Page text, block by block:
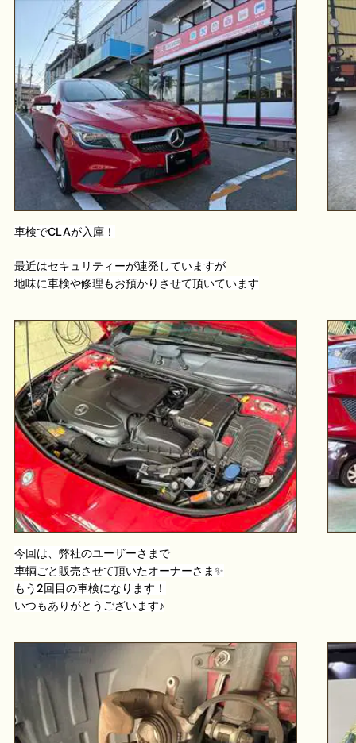
車検でCLAが入庫！
最近はセキュリティーが連発していますが
地味に車検や修理もお預かりさせて頂いています
今回は、弊社のユーザーさまで
車輌ごと販売させて頂いたオーナーさま✨
もう2回目の車検になります！
いつもありがとうございます♪